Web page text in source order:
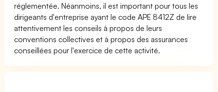
réglementée. Néanmoins, il est important pour tous les
dirigeants d'entreprise ayant le code APE 8412Z de lire
attentivement les conseils à propos de leurs
conventions collectives et à propos des assurances
conseillées pour l'exercice de cette activité.